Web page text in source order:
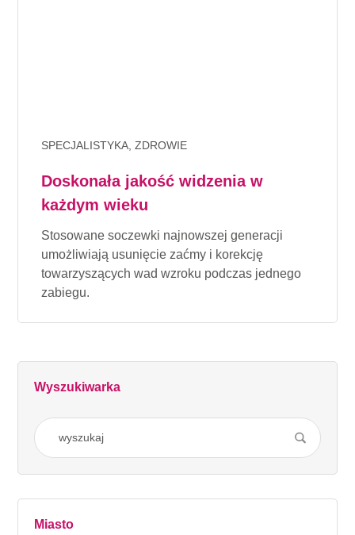
SPECJALISTYKA, ZDROWIE
Doskonała jakość widzenia w
każdym wieku
Stosowane soczewki najnowszej generacji
umożliwiają usunięcie zaćmy i korekcję
towarzyszących wad wzroku podczas jednego
zabiegu.
Wyszukiwarka
Miasto